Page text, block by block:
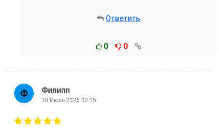
Ответить
0 0
Филипп
10 Июль 2026 02:15